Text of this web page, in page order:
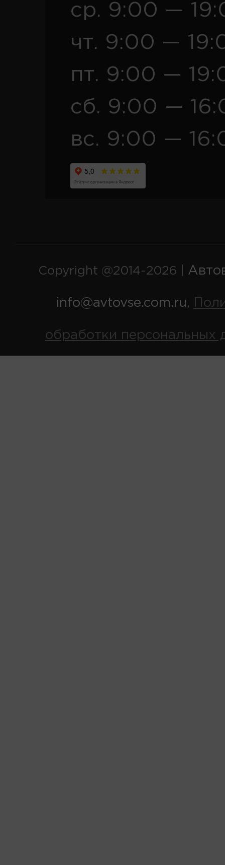
ср. 9:00 —
чт. 9:00 —
пт. 9:00 —
сб. 9:00 —
вс. 9:00 —
Copyright @2014-2026 |
info@avtovse.com.ru,
обработки персональных